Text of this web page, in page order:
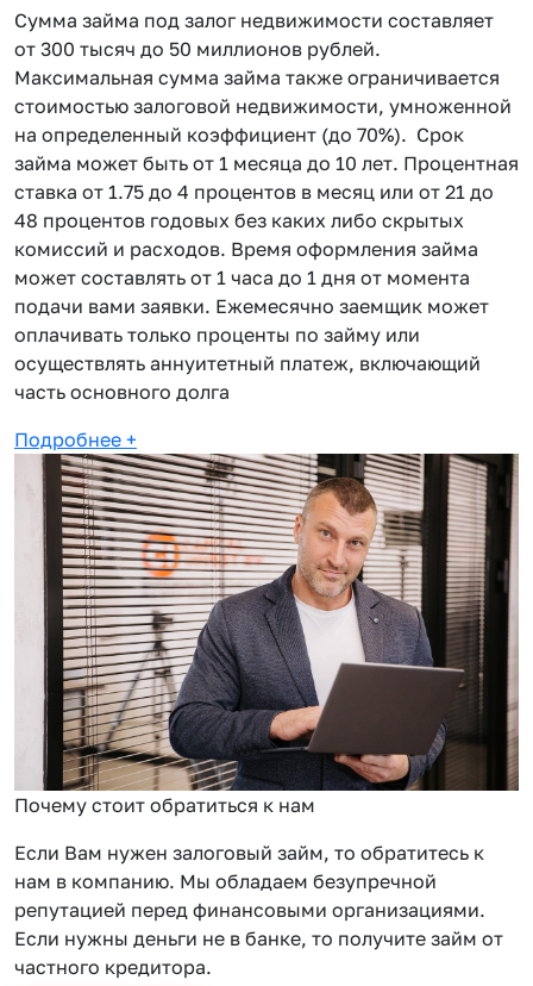
Сумма займа под залог недвижимости составляет
от 300 тысяч до 50 миллионов рублей.
Максимальная сумма займа также ограничивается
стоимостью залоговой недвижимости, умноженной
на определенный коэффициент (до 70%). Срок
займа может быть от 1 месяца до 10 лет. Процентная
ставка от 1.75 до 4 процентов в месяц или от 21 до
48 процентов годовых без каких либо скрытых
комиссий и расходов. Время оформления займа
может составлять от 1 часа до 1 дня от момента
подачи вами заявки. Ежемесячно заемщик может
оплачивать только проценты по займу или
осуществлять аннуитетный платеж, включающий
часть основного долга
Подробнее +
Почему стоит обратиться к нам
Если Вам нужен залоговый займ, то обратитесь к
нам в компанию. Мы обладаем безупречной
репутацией перед финансовыми организациями.
Если нужны деньги не в банке, то получите займ от
частного кредитора.